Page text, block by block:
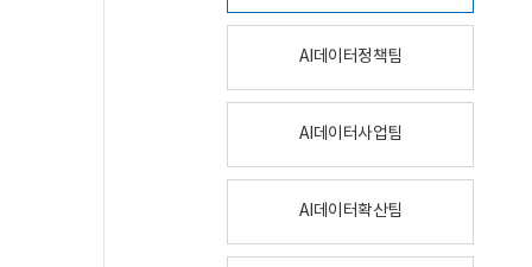
AI데이터정책팀
AI데이터사업팀
AI데이터확산팀